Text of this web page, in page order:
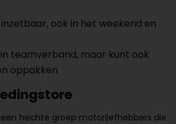
ook in het weekend en
teamverband, maar kunt ook
oppakken
hechte groep motorliefhebbers die